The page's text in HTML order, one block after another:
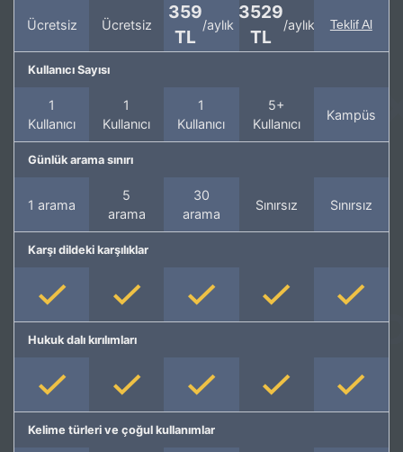
Ücretsiz Ücretsiz
359
TL
/aylık
3529
TL
/aylık Teklif Al
Kullanıcı Sayısı
1
Kullanıcı
1
Kullanıcı
1
Kullanıcı
5+
Kullanıcı
Kampüs
Günlük arama sınırı
1 arama
5
arama
30
arama
Sınırsız Sınırsız
Karşı dildeki karşılıklar
Hukuk dalı kırılımları
Kelime türleri ve çoğul kullanımlar